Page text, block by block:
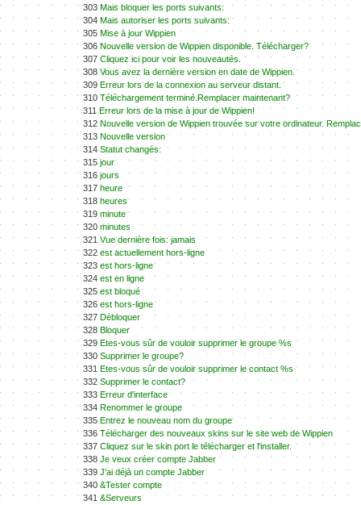
303 Mais bloquer les ports suivants:
304 Mais autoriser les ports suivants:
305 Mise à jour Wippien
306 Nouvelle version de Wippien disponible. Télécharger?
307 Cliquez ici pour voir les nouveautés.
308 Vous avez la dernière version en date de Wippien.
309 Erreur lors de la connexion au serveur distant.
310 Téléchargement terminé.Remplacer maintenant?
311 Erreur lors de la mise à jour de Wippien!
312 Nouvelle version de Wippien trouvée sur votre ordinateur.
313 Nouvelle version
314 Statut changés:
315 jour
316 jours
317 heure
318 heures
319 minute
320 minutes
321 Vue dernière fois: jamais
322 est actuellement hors-ligne
323 est hors-ligne
324 est en ligne
325 est bloqué
326 est hors-ligne
327 Débloquer
328 Bloquer
329 Etes-vous sûr de vouloir supprimer le groupe %s
330 Supprimer le groupe?
331 Etes-vous sûr de vouloir supprimer le contact %s
332 Supprimer le contact?
333 Erreur d'interface
334 Renommer le groupe
335 Entrez le nouveau nom du groupe
336 Télécharger des nouveaux skins sur le site web de Wippien
337 Cliquez sur le skin port le télécharger et l'installer.
338 Je veux créer compte Jabber
339 J'ai déjà un compte Jabber
340 &Tester compte
341 &Serveurs